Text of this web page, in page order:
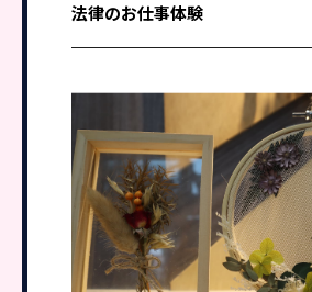
法律のお仕事体験